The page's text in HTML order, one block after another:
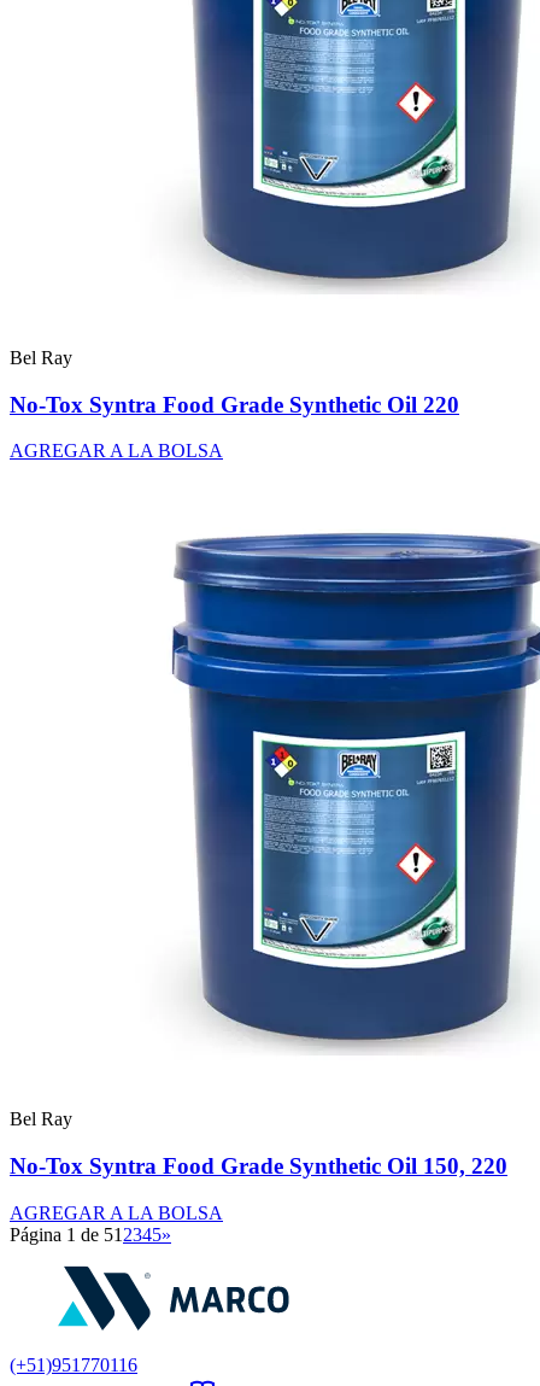
Bel Ray
No-Tox Syntra Food Grade Synthetic Oil 220
AGREGAR A LA BOLSA
Bel Ray
No-Tox Syntra Food Grade Synthetic Oil 150, 220
AGREGAR A LA BOLSA
Página 1 de 51 2345»
(+51)951770116